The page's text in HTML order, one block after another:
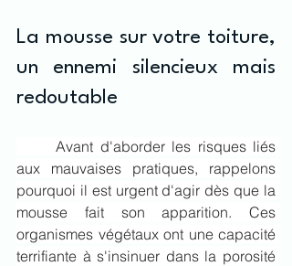
La mousse sur votre toiture,
un ennemi silencieux mais
redoutable
	Avant d'aborder les risques liés
aux mauvaises pratiques, rappelons
pourquoi il est urgent d'agir dès que la
mousse fait son apparition. Ces
organismes végétaux ont une capacité
terrifiante à s'insinuer dans la porosité